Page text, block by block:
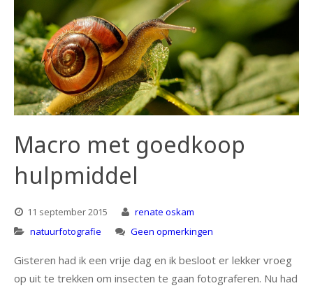
blog
publicaties
ervaringen
contact
natuur
portret
Macro met goedkoop
hulpmiddel
11 september 2015
renate oskam
natuurfotografie
Geen opmerkingen
Gisteren had ik een vrije dag en ik besloot er lekker vroeg
op uit te trekken om insecten te gaan fotograferen. Nu had